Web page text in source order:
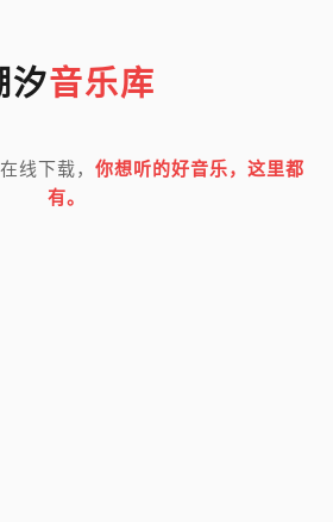
汐音乐库
线下载， 你想听的好音乐，这里都
有。